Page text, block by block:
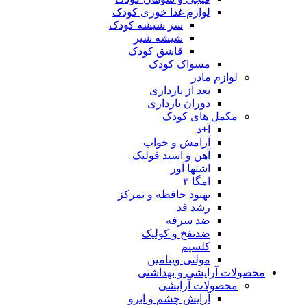
لوازم غذا خوری کودک
سر شیشه کودک
شیشه شیر
قاشق کودک
مسواک کودک
لوازم مادر
بعد از بارداری
دوران بارداری
مکمل های کودک
آ+د
آرامش و خواب
آهن و اسید فولیک
اشتها آور
امگا ۳
بهبود حافظه و تمرکز
رشد قد
ضد سرفه
ضدنفخ و کولیک
کلسیم
مولتی ویتامین
محصولات آرایشی و بهداشتی
محصولات آرایشی
آرایش چشم و ابرو